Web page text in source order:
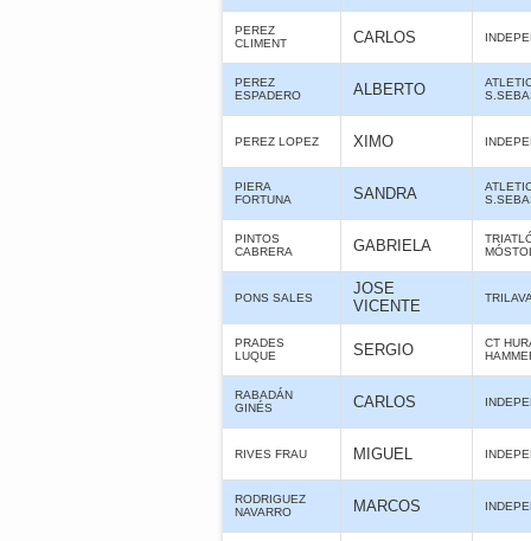
PEREZ
CLIMENT
CARLOS
PEREZ
ESPADERO
ALBERTO
PEREZ LOPEZ XIMO
PIERA
FORTUNA
SANDRA
PINTOS
CABRERA
GABRIELA
PONS SALES
JOSE
VICENTE
PRADES
LUQUE
SERGIO
CT
RABADÁN
GINÉS
CARLOS
RIVES FRAU MIGUEL
RODRIGUEZ
NAVARRO
MARCOS